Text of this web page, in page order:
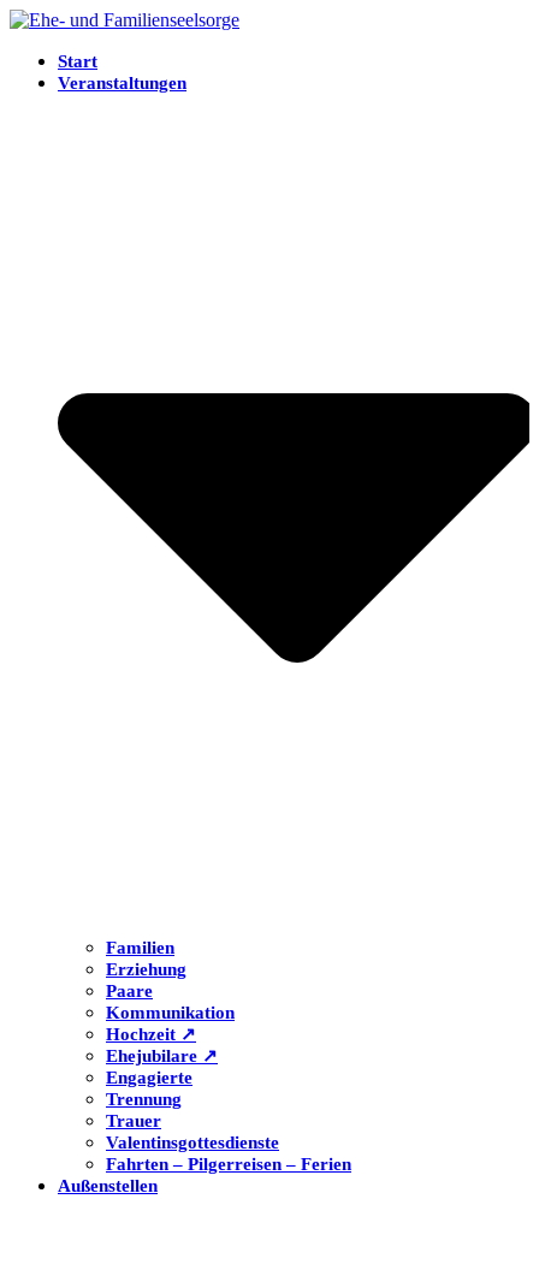
Start
Veranstaltungen
Familien
Erziehung
Paare
Kommunikation
Hochzeit ↗
Ehejubilare ↗
Engagierte
Trennung
Trauer
Valentinsgottesdienste
Fahrten – Pilgerreisen – Ferien
Außenstellen